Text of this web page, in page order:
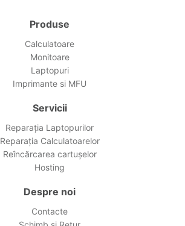
Produse
Calculatoare
Monitoare
Laptopuri
Imprimante si MFU
Servicii
Reparația Laptopurilor
Reparația Calculatoarelor
Reîncărcarea cartușelor
Hosting
Despre noi
Contacte